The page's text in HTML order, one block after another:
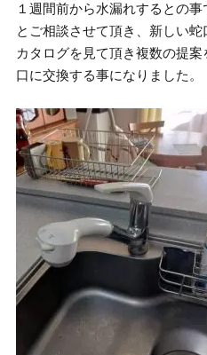
１週間前から水漏れするとの
とご相談させて頂き、新しい蛇
カタログを見て頂き複数の提
口に交換する事になりました。